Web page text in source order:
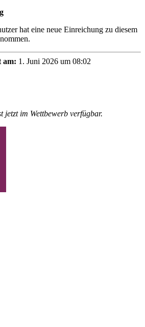
hat eine neue Einreichung zu diesem
am: 1. Juni 2026 um 08:02
jetzt im Wettbewerb verfügbar.